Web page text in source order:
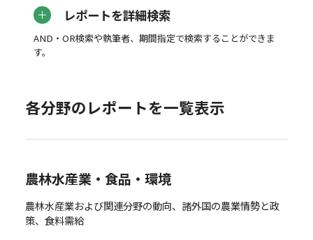
レポートを詳細検索
AND・OR検索や執筆者、期間指定で検索することができま
す。
各分野のレポートを一覧表示
農林水産業・食品・環境
農林水産業および関連分野の動向、諸外国の農業情勢と政
策、食料需給